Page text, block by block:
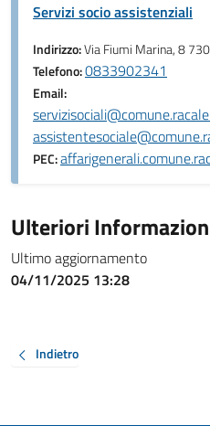
Servizi socio assistenziali
Indirizzo:Via Fiumi Marina, 8
Telefono:0833902341
Email:
PEC:
Ulteriori
Ultimo aggiornamento
04/11/2025 13:28
Indietro